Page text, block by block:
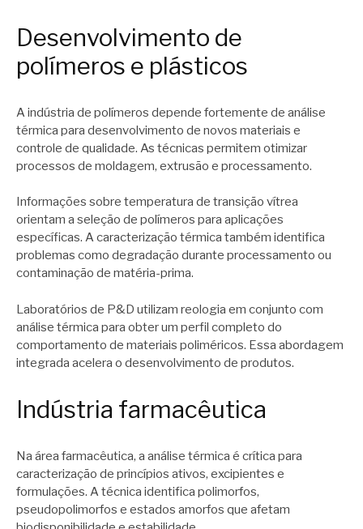
Desenvolvimento de
polímeros e plásticos
A indústria de polímeros depende fortemente de análise
térmica para desenvolvimento de novos materiais e
controle de qualidade. As técnicas permitem otimizar
processos de moldagem, extrusão e processamento.
Informações sobre temperatura de transição vítrea
orientam a seleção de polímeros para aplicações
específicas. A caracterização térmica também identifica
problemas como degradação durante processamento ou
contaminação de matéria-prima.
Laboratórios de P&D utilizam reologia em conjunto com
análise térmica para obter um perfil completo do
comportamento de materiais poliméricos. Essa abordagem
integrada acelera o desenvolvimento de produtos.
Indústria farmacêutica
Na área farmacêutica, a análise térmica é crítica para
caracterização de princípios ativos, excipientes e
formulações. A técnica identifica polimorfos,
pseudopolimorfos e estados amorfos que afetam